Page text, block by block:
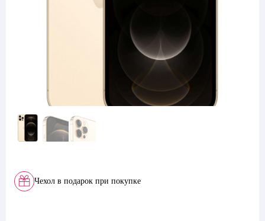
Чехол в подарок при покупке